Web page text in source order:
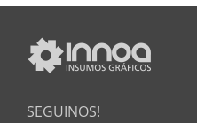
SEGUINOS!